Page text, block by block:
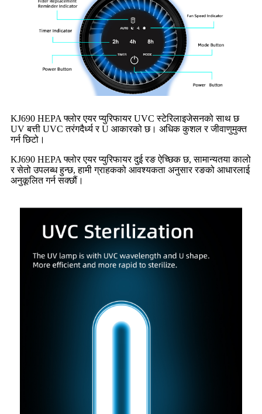
KJ690 HEPA फ्लोर एयर प्युरिफायर UVC स्टेरिलाइजेसनको साथ छ
UV बत्ती UVC तरंगदैर्ध्य र U आकारको छ। अधिक कुशल र जीवाणुमुक्त
गर्न छिटो।
KJ690 HEPA फ्लोर एयर प्युरिफायर दुई रङ ऐच्छिक छ, सामान्यतया कालो
र सेतो उपलब्ध हुन्छ, हामी ग्राहकको आवश्यकता अनुसार रङको आधारलाई
अनुकूलित गर्न सक्छौं।